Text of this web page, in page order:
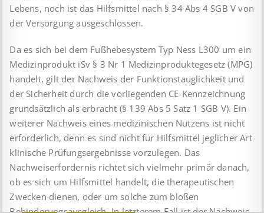
Lebens, noch ist das Hilfsmittel nach § 34 Abs 4 SGB V von
der Versorgung ausgeschlossen.
Da es sich bei dem Fußhebesystem Typ Ness L300 um ein
Medizinprodukt iSv § 3 Nr 1 Medizinproduktegesetz (MPG)
handelt, gilt der Nachweis der Funktionstauglichkeit und
der Sicherheit durch die vorliegenden CE-Kennzeichnung
grundsätzlich als erbracht (§ 139 Abs 5 Satz 1 SGB V). Ein
weiterer Nachweis eines medizinischen Nutzens ist nicht
erforderlich, denn es sind nicht für Hilfsmittel jeglicher Art
klinische Prüfungsergebnisse vorzulegen. Das
Nachweiserfordernis richtet sich vielmehr primär danach,
ob es sich um Hilfsmittel handelt, die therapeutischen
Zwecken dienen, oder um solche zum bloßen